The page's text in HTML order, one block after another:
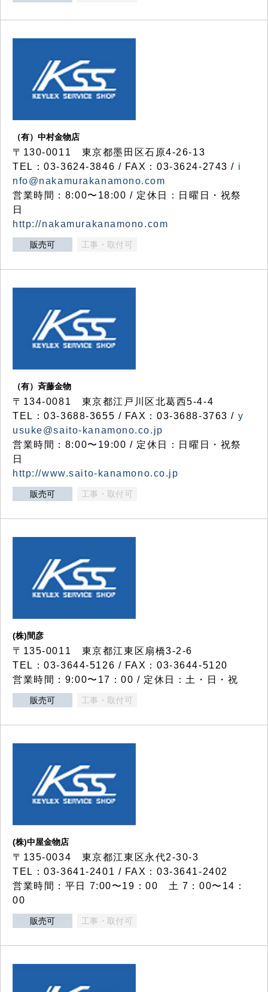
（有）中村金物店
〒130-0011 東京都墨田区石原4-26-13
TEL：03-3624-3846 / FAX：03-3624-2743 / i
nfo@nakamurakanamono.com
営業時間：8:00〜18:00 / 定休日：日曜日・祝祭
日
http://nakamurakanamono.com
販売可 工事・取付可
（有）斉藤金物
〒134-0081 東京都江戸川区北葛西5-4-4
TEL：03-3688-3655 / FAX：03-3688-3763 / y
usuke@saito-kanamono.co.jp
営業時間：8:00〜19:00 / 定休日：日曜日・祝祭
日
http://www.saito-kanamono.co.jp
販売可 工事・取付可
(株)間彦
〒135-0011 東京都江東区扇橋3-2-6
TEL：03-3644-5126 / FAX：03-3644-5120
営業時間：9:00〜17：00 / 定休日：土・日・祝
販売可 工事・取付可
(株)中屋金物店
〒135-0034 東京都江東区永代2-30-3
TEL：03-3641-2401 / FAX：03-3641-2402
営業時間：平日 7:00〜19：00 土 7：00〜14：
00
販売可 工事・取付可